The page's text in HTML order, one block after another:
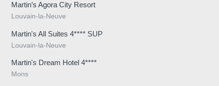
Martin’s Agora City Resort
Louvain-la-Neuve
Martin's All Suites 4**** SUP
Louvain-la-Neuve
Martin's Dream Hotel 4****
Mons